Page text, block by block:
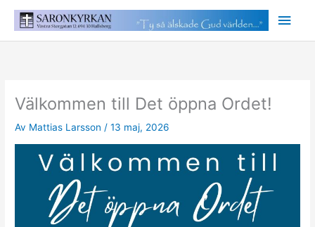
Välkommen till Det öppna Ordet!
Av Mattias Larsson/13 maj, 2026